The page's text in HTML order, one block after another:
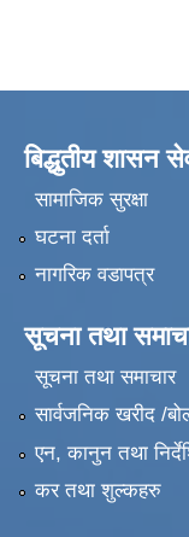
बिद्धुतीय शासन
सामाजिक सुरक्षा
घटना दर्ता
नागरिक वडापत्र
सूचना तथा
सूचना तथा समाचार
सार्वजनिक खरीद /
एन, कानुन तथा
कर तथा शुल्कहरु